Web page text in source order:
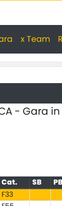
x Team
- Gara
Cat. SB PB
F33